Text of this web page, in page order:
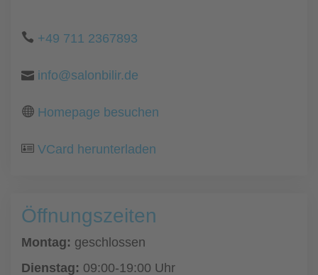
+49 711 2367893
info@salonbilir.de
Homepage besuchen
VCard herunterladen
Öffnungszeiten
Montag: geschlossen
Dienstag: 09:00-19:00 Uhr